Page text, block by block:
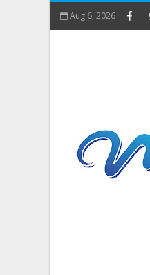
Aug 6, 2026